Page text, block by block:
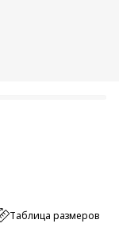
Таблица размеров